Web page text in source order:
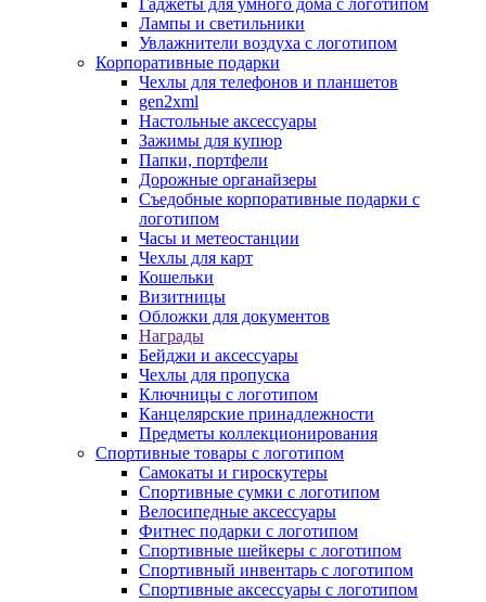
Гаджеты для умного дома с логотипом
Лампы и светильники
Увлажнители воздуха с логотипом
Корпоративные подарки
Чехлы для телефонов и планшетов
gen2xml
Настольные аксессуары
Зажимы для купюр
Папки, портфели
Дорожные органайзеры
Съедобные корпоративные подарки с
логотипом
Часы и метеостанции
Чехлы для карт
Кошельки
Визитницы
Обложки для документов
Награды
Бейджи и аксессуары
Чехлы для пропуска
Ключницы с логотипом
Канцелярские принадлежности
Предметы коллекционирования
Спортивные товары с логотипом
Самокаты и гироскутеры
Спортивные сумки с логотипом
Велосипедные аксессуары
Фитнес подарки с логотипом
Спортивные шейкеры с логотипом
Спортивный инвентарь с логотипом
Спортивные аксессуары с логотипом